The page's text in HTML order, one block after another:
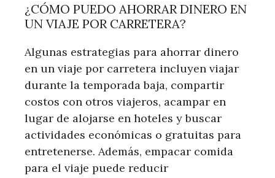
¿CÓMO PUEDO AHORRAR DINERO EN
UN VIAJE POR CARRETERA?
Algunas estrategias para ahorrar dinero
en un viaje por carretera incluyen viajar
durante la temporada baja, compartir
costos con otros viajeros, acampar en
lugar de alojarse en hoteles y buscar
actividades económicas o gratuitas para
entretenerse. Además, empacar comida
para el viaje puede reducir